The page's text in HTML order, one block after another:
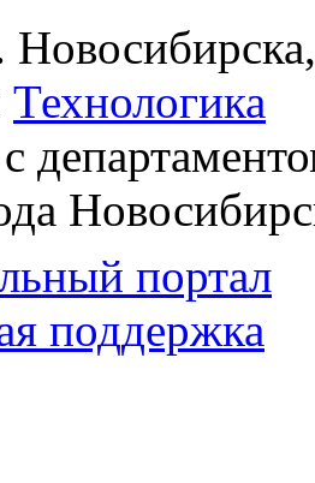
Технологика
портал
поддержка